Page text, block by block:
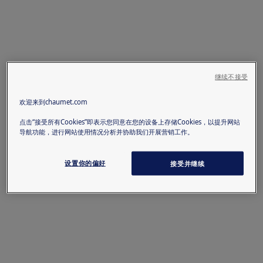
欢迎来到chaumet.com
点击“接受所有Cookies”即表示您同意在您的设备上存储Cookies，以提升网站
导航功能，进行网站使用情况分析并协助我们开展营销工作。
设置你的偏好 接受并继续
继续不接受